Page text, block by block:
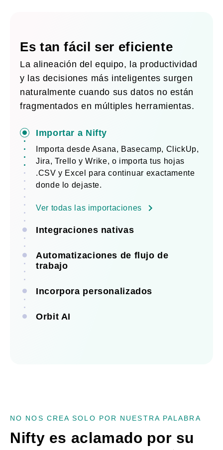
Es tan fácil ser eficiente
La alineación del equipo, la productividad
y las decisiones más inteligentes surgen
naturalmente cuando sus datos no están
fragmentados en múltiples herramientas.
Importar a Nifty
Importa desde Asana, Basecamp, ClickUp,
Jira, Trello y Wrike, o importa tus hojas
.CSV y Excel para continuar exactamente
donde lo dejaste.
Ver todas las importaciones
Integraciones nativas
Automatizaciones de flujo de
trabajo
Incorpora personalizados
Orbit AI
NO NOS CREA SOLO POR NUESTRA PALABRA
Nifty es aclamado por su